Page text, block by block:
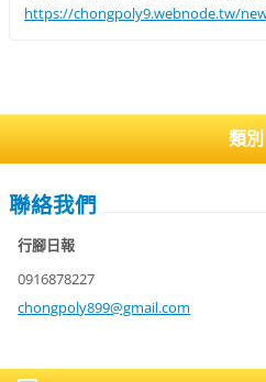
https://chongpoly9.webnode.tw/
類別
聯絡我們
行腳日報
0916878227
chongpoly899@gmail.com